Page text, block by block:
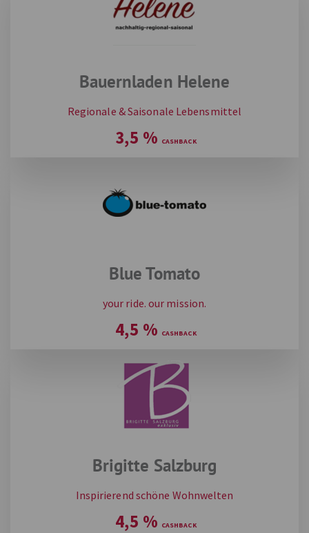
Bauernladen Helene
Regionale & Saisonale Lebensmittel
3,5 %
Blue Tomato
your ride. our mission.
4,5 %
Brigitte Salzburg
Inspirierend schöne Wohnwelten
4,5 %